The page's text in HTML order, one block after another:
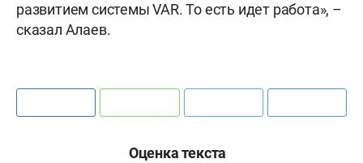
развитием системы VAR. То есть идет работа», –
сказал Алаев.
Оценка текста